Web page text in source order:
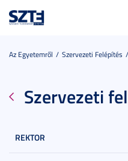
Az Egyetemről Szervezeti Felépítés
Szervezeti
REKTOR